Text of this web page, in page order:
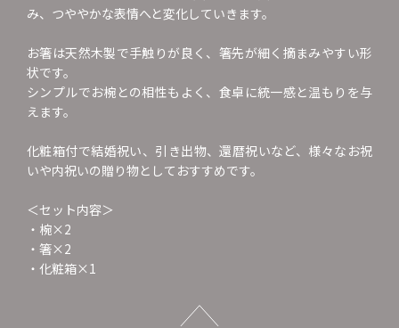
み、つややかな表情へと変化していきます。
お箸は天然木製で手触りが良く、箸先が細く摘まみやすい形
状です。
シンプルでお椀との相性もよく、食卓に統一感と温もりを与
えます。
化粧箱付で結婚祝い、引き出物、還暦祝いなど、様々なお祝
いや内祝いの贈り物としておすすめです。
＜セット内容＞
・椀×2
・箸×2
・化粧箱×1